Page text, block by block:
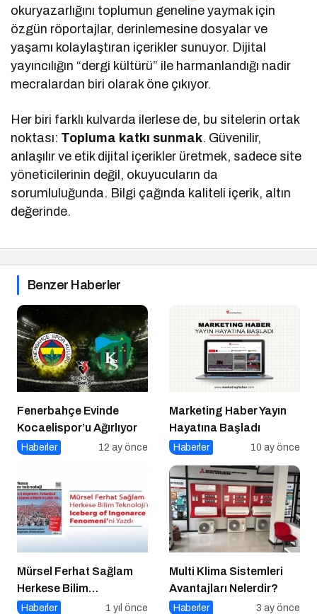
okuryazarlığını toplumun geneline yaymak için
özgün röportajlar, derinlemesine dosyalar ve
yaşamı kolaylaştıran içerikler sunuyor. Dijital
yayıncılığın “dergi kültürü” ile harmanlandığı nadir
mecralardan biri olarak öne çıkıyor.
Her biri farklı kulvarda ilerlese de, bu sitelerin ortak
noktası: Topluma katkı sunmak. Güvenilir,
anlaşılır ve etik dijital içerikler üretmek, sadece site
yöneticilerinin değil, okuyucuların da
sorumluluğunda. Bilgi çağında kaliteli içerik, altın
değerinde.
Benzer Haberler
Fenerbahçe Evinde
Kocaelispor’u Ağırlıyor
Haberler 12 ay önce
Marketing Haber Yayın
Hayatına Başladı
Haberler 10 ay önce
Mürsel Ferhat Sağlam
Herkese Bilim
Teknoloji’de “Iceberg of
Haberler 1 yıl önce
Multi Klima Sistemleri
Avantajları Nelerdir?
Haberler 3 ay önce